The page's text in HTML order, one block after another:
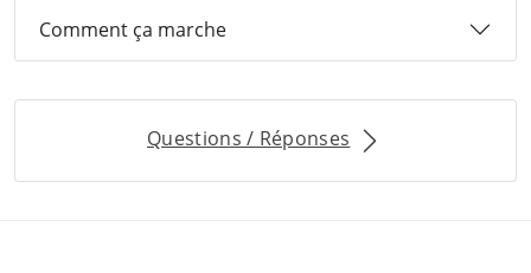
Comment ça marche
Questions / Réponses